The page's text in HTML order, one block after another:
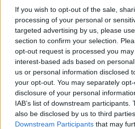
If you wish to opt-out of the sale,
processing of your personal or
targeted advertising by us, please
section to confirm your selection.
opt-out request is processed you
interest-based ads based on
us or personal information disclosed
your opt-out. You may separately
disclosure of your personal
IAB’s list of downstream participants.
also be disclosed by us to third
Downstream Participants that may